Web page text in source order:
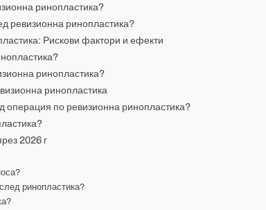
ринопластика?
ревизионна ринопластика?
Рискови фактори и ефекти
ринопластика?
ринопластика
операция по ревизионна ринопластика?
2026 г
ринопластика?